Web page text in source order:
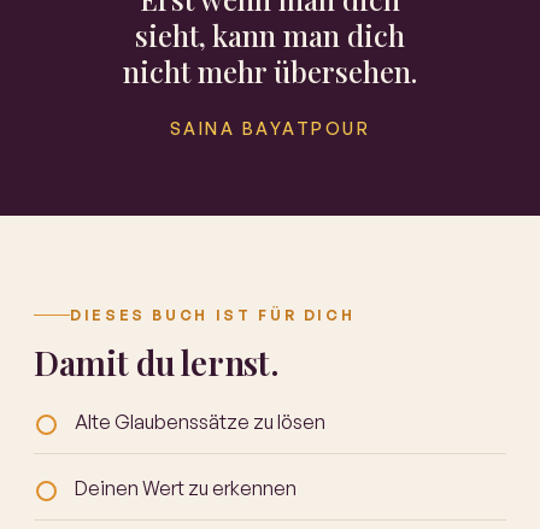
sieht, kann man dich
nicht mehr übersehen.
SAINA BAYATPOUR
DIESES BUCH IST FÜR DICH
Damit du lernst.
Alte Glaubenssätze zu lösen
Deinen Wert zu erkennen